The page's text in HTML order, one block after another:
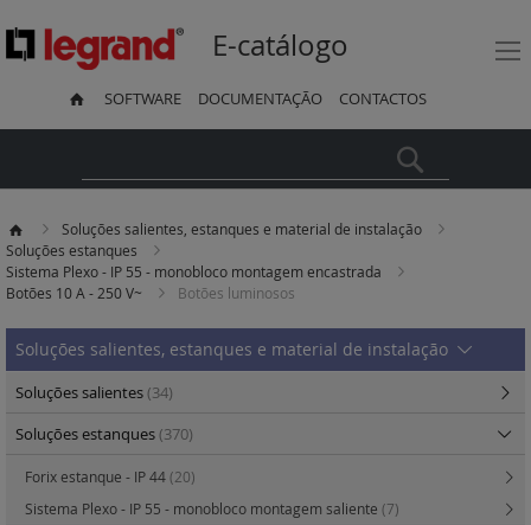
E-catálogo
SOFTWARE DOCUMENTAÇÃO CONTACTOS
Soluções salientes, estanques e material de instalação
Soluções estanques
Sistema Plexo - IP 55 - monobloco montagem encastrada
Botões 10 A - 250 V~
Botões luminosos
Soluções salientes, estanques e material de instalação
Soluções salientes(34)
Soluções estanques(370)
Forix estanque - IP 44(20)
Sistema Plexo - IP 55 - monobloco montagem saliente (7)